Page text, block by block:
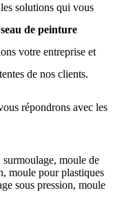
solutions qui vous
de peinture
votre entreprise et
de nos clients.
répondrons avec les
moule de
moule pour plastiques
sous pression, moule